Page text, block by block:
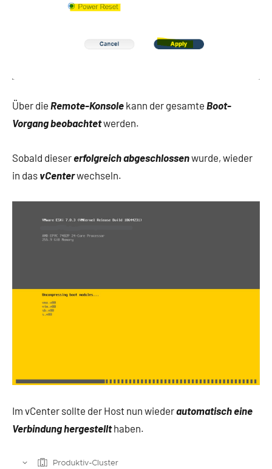
Über die Remote-Konsole kann der gesamte Boot-
Vorgang beobachtetwerden.
Sobald diesererfolgreich abgeschlossenwurde, wieder
in das vCenterwechseln.
Im vCenter sollte der Host nun wiederautomatisch eine
Verbindung hergestellthaben.